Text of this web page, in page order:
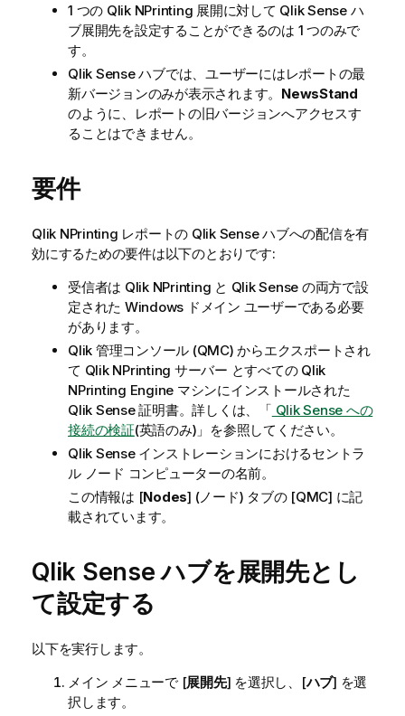
1 つの Qlik NPrinting 展開に対して Qlik Senseハ
ブ展開先を設定することができるのは 1 つのみで
す。
Qlik Senseハブでは、ユーザーにはレポートの最
新バージョンのみが表示されます。 NewsStand
のように、レポートの旧バージョンへアクセスす
ることはできません。
要件
Qlik NPrinting レポートの Qlik Senseハブへの配信を有
効にするための要件は以下のとおりです:
受信者は Qlik NPrinting と Qlik Sense の両方で設
定された Windows ドメイン ユーザーである必要
があります。
Qlik 管理コンソール (QMC) からエクスポートされ
て Qlik NPrinting サーバー とすべての Qlik
NPrinting Engine マシンにインストールされた
Qlik Sense証明書。詳しくは、「 Qlik Sense への
接続の検証(英語のみ) 」を参照してください。
Qlik Senseインストレーションにおけるセントラ
ル ノード コンピューターの名前。
この情報は [Nodes] (ノード) タブの [QMC] に記
載されています。
Qlik Senseハブを展開先とし
て設定する
以下を実行します。
メイン メニューで [展開先] を選択し、[ハブ] を選
択します。